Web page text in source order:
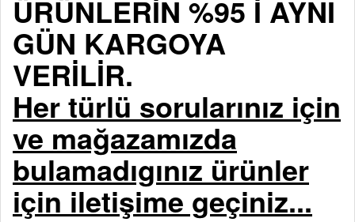
ÜRÜNLERİN %95 İ AYNI
GÜN KARGOYA
VERİLİR.
Her türlü sorularınız için
ve mağazamızda
bulamadıgınız ürünler
için iletişime geçiniz...